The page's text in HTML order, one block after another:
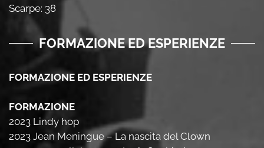
Scarpe: 38
FORMAZIONE ED ESPERIENZE
FORMAZIONE ED ESPERIENZE
FORMAZIONE
2023 Lindy hop
2023 Jean Meningue – La nascita del Clown